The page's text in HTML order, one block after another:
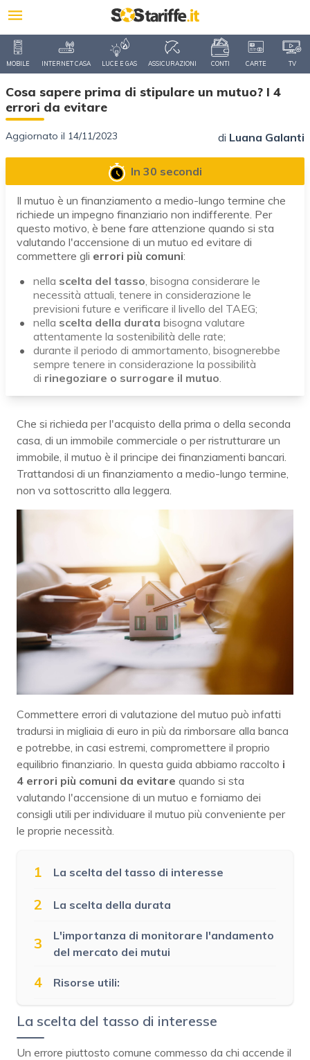
MOBILE INTERNET CASA LUCE E GAS ASSICURAZIONI CONTI CARTE TV
Cosa sapere prima di stipulare un mutuo? I 4
errori da evitare
Aggiornato il 14/11/2023 di Luana Galanti
In 30 secondi
Il mutuo è un finanziamento a medio-lungo termine che
richiede un impegno finanziario non indifferente. Per
questo motivo, è bene fare attenzione quando si sta
valutando l'accensione di un mutuo ed evitare di
commettere gli errori più comuni:
nella scelta del tasso, bisogna considerare le
necessità attuali, tenere in considerazione le
previsioni future e verificare il livello del TAEG;
nella scelta della durata bisogna valutare
attentamente la sostenibilità delle rate;
durante il periodo di ammortamento, bisognerebbe
sempre tenere in considerazione la possibilità
di rinegoziare o surrogare il mutuo.
Che si richieda per l'acquisto della prima o della seconda
casa, di un immobile commerciale o per ristrutturare un
immobile, il mutuo è il principe dei finanziamenti bancari.
Trattandosi di un finanziamento a medio-lungo termine,
non va sottoscritto alla leggera.
Commettere errori di valutazione del mutuo può infatti
tradursi in migliaia di euro in più da rimborsare alla banca
e potrebbe, in casi estremi, compromettere il proprio
equilibrio finanziario. In questa guida abbiamo raccolto i
4 errori più comuni da evitare quando si sta
valutando l'accensione di un mutuo e forniamo dei
consigli utili per individuare il mutuo più conveniente per
le proprie necessità.
1 La scelta del tasso di interesse
2 La scelta della durata
3
L'importanza di monitorare l'andamento
del mercato dei mutui
4 Risorse utili:
La scelta del tasso di interesse
Un errore piuttosto comune commesso da chi accende il